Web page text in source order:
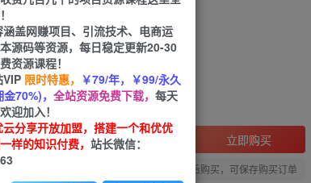
后查看
惠
立即购买
您当前未登录！建议登陆后购买，可保存购买订单
涵盖网赚项目、引流技术、电商运
源码等资源，每日稳定更新20-30
资源课程！
VIP 限时特惠， ￥79/年，￥99/永久
70%)， 全站资源免费下载， 每天
迎加入！
云分享开放加盟，搭建一个和优优
样的知识付费， 站长微信：